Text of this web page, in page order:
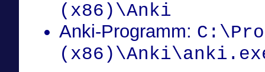
(x86)\Anki
Anki-Programm: